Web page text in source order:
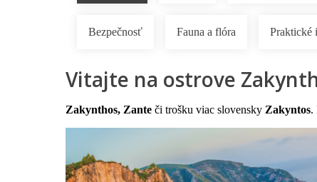
Bezpečnosť Fauna a flóra Praktické
Vitajte na ostrove
Zakynthos, Zante či trošku viac slovensky Zakyntos.